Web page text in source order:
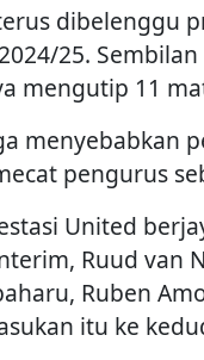
dibelenggu
25.
mengutip 11
menyebabkan
pengurus
United
Ruud van
Ruben
itu ke